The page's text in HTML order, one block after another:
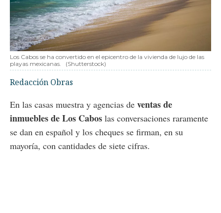
Los Cabos se ha convertido en el epicentro de la vivienda de lujo de las
playas mexicanas.
(Shutterstock)
Redacción Obras
En las casas muestra y agencias de ventas de
inmuebles de Los Cabos las conversaciones raramente
se dan en español y los cheques se firman, en su
mayoría, con cantidades de siete cifras.